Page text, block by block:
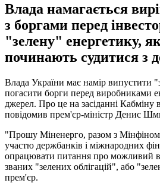
Влада намагається
з боргами перед
"зелену" енергетику,
починають судитися з
Влада України має намір випустити
погасити борги перед виробниками
джерел. Про це на засіданні Кабміну
повідомив прем'єр-міністр Денис
"Прошу Міненерго, разом з
участю держбанків і міжнародних
опрацювати питання про можливий
званих "зелених облігацій", або
прем'єр.